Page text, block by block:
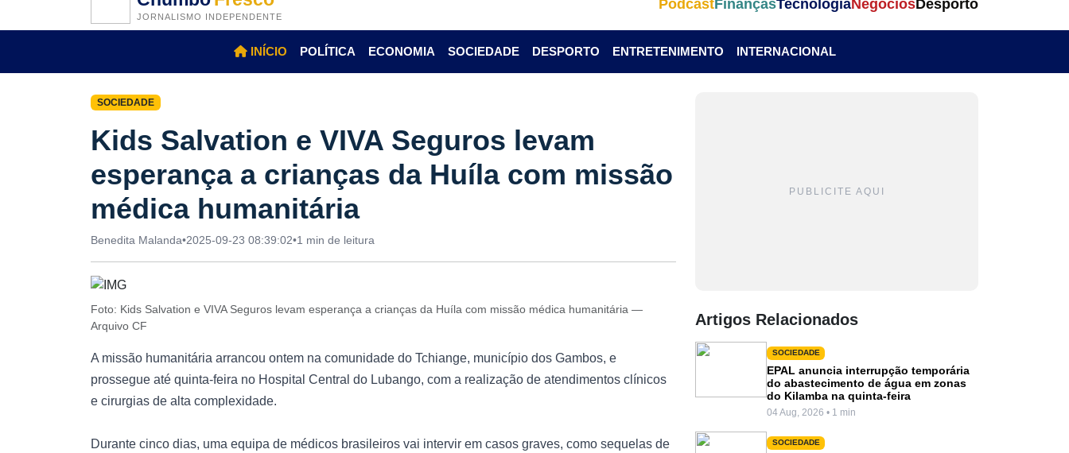
JORNALISMO INDEPENDENTE
PodcastFinançasTecnologiaNegóciosDesporto
INÍCIO POLÍTICA ECONOMIA SOCIEDADE DESPORTO ENTRETENIMENTO INTERNACIONAL
SOCIEDADE
Kids Salvation e VIVA Seguros levam
esperança a crianças da Huíla com missão
médica humanitária
Benedita Malanda•2025-09-23 08:39:02•1 min de leitura
Foto: Kids Salvation e VIVA Seguros levam esperança a crianças da Huíla com missão médica humanitária —
Arquivo CF
A missão humanitária arrancou ontem na comunidade do Tchiange, município dos Gambos, e
prossegue até quinta-feira no Hospital Central do Lubango, com a realização de atendimentos clínicos
e cirurgias de alta complexidade.
Durante cinco dias, uma equipa de médicos brasileiros vai intervir em casos graves, como sequelas de
PUBLICITE AQUI
Artigos Relacionados
SOCIEDADE
EPAL anuncia interrupção temporária
do abastecimento de água em zonas
do Kilamba na quinta-feira
04 Aug, 2026 • 1 min
SOCIEDADE